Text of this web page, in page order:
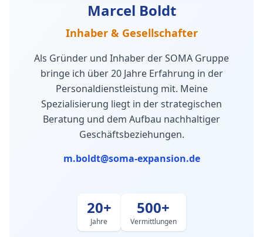
Marcel Boldt
Inhaber & Gesellschafter
Als Gründer und Inhaber der SOMA Gruppe
bringe ich über 20 Jahre Erfahrung in der
Personaldienstleistung mit. Meine
Spezialisierung liegt in der strategischen
Beratung und dem Aufbau nachhaltiger
Geschäftsbeziehungen.
m.boldt@soma-expansion.de
20+
Jahre
500+
Vermittlungen